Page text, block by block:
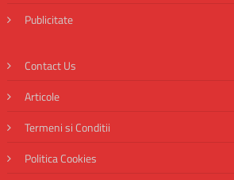
Publicitate
Contact Us
Articole
Termeni si Conditii
Politica Cookies